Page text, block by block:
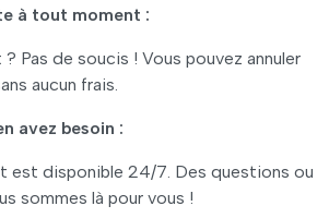
à tout moment :
Pas de soucis ! Vous pouvez annuler
aucun frais.
avez besoin :
est disponible 24/7. Des questions ou
sommes là pour vous !